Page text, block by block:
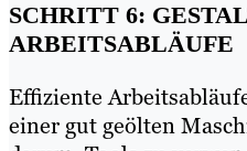
SCHRITT 6:
ARBEITSABLÄUFE
Effiziente
einer gut geölten